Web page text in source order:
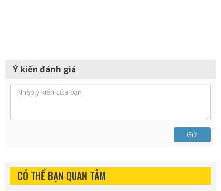
Ý kiến đánh giá
Gửi
CÓ THỂ BẠN QUAN TÂM